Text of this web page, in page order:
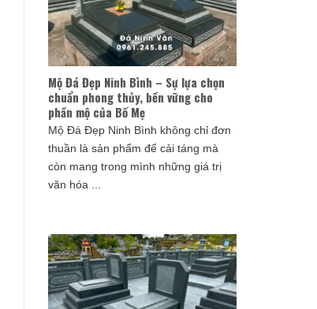
Mộ Đá Đẹp Ninh Bình – Sự lựa chọn
chuẩn phong thủy, bền vững cho
phần mộ của Bố Mẹ
Mộ Đá Đẹp Ninh Bình không chỉ đơn
thuần là sản phẩm để cải táng mà
còn mang trong mình những giá trị
văn hóa ...